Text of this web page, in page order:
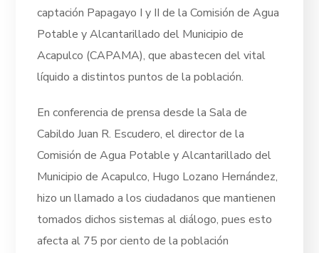
captación Papagayo I y II de la Comisión de Agua
Potable y Alcantarillado del Municipio de
Acapulco (CAPAMA), que abastecen del vital
líquido a distintos puntos de la población.
En conferencia de prensa desde la Sala de
Cabildo Juan R. Escudero, el director de la
Comisión de Agua Potable y Alcantarillado del
Municipio de Acapulco, Hugo Lozano Hernández,
hizo un llamado a los ciudadanos que mantienen
tomados dichos sistemas al diálogo, pues esto
afecta al 75 por ciento de la población